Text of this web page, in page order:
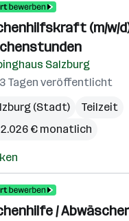
(m/w/
Salzburg
Tagen veröffentlicht
(Stadt)
Teilzeit
2.026 € monatlich
/